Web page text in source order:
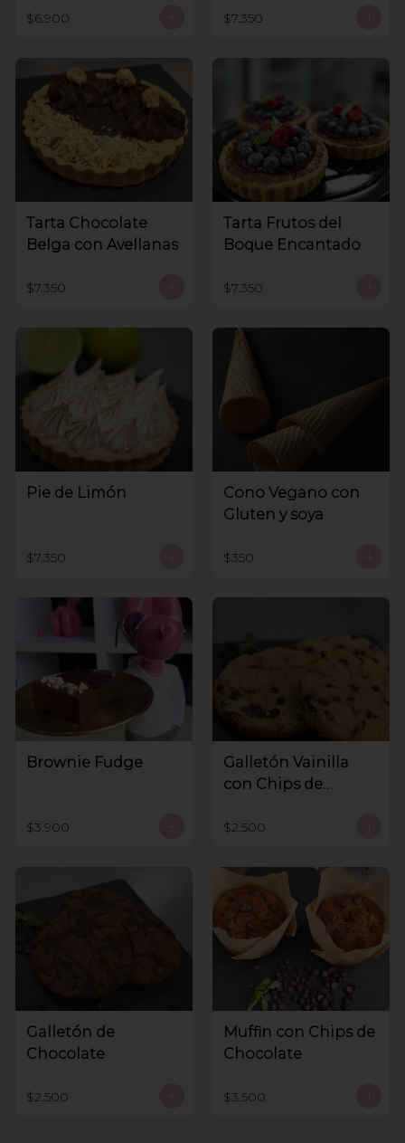
$6.900 $7.350
Tarta Chocolate
Belga con Avellanas
$7.350
Tarta Frutos del
Boque Encantado
$7.350
Pie de Limón
$7.350
Cono Vegano con
Gluten y soya
$350
Brownie Fudge
$3.900
Galletón Vainilla
con Chips de
$2.500
Galletón de
Chocolate
$2.500
Muffin con Chips de
Chocolate
$3.500